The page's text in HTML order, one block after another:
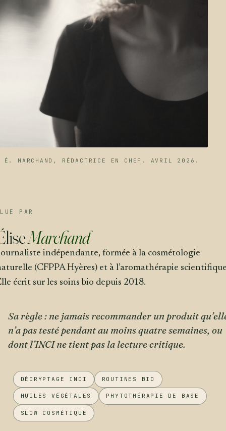
É. MARCHAND, RÉDACTRICE EN CHEF. AVRIL 2026.
LUE PAR
Marchand
indépendante, formée à la cosmétologie
(CFPPA Hyères) et à l’aromathérapie
écrit sur les soins bio depuis 2018.
Sa règle : ne jamais recommander un produit
n’a pas testé pendant au moins quatre semaines, ou
dont l’INCI ne tient pas la lecture critique.
DÉCRYPTAGE INCI ROUTINES BIO
HUILES VÉGÉTALES PHYTOTHÉRAPIE DE BASE
SLOW COSMÉTIQUE